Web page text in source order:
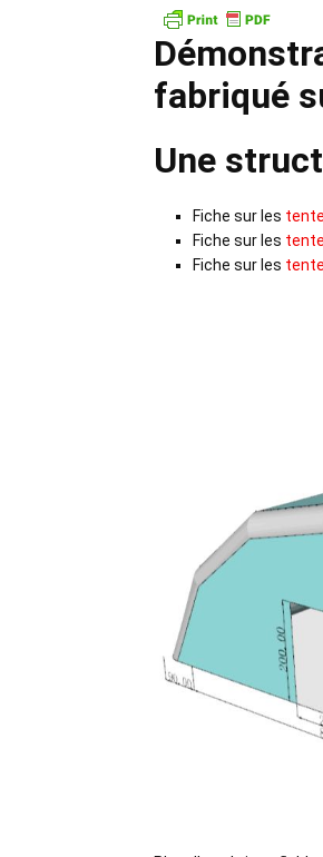
fabriqué
Une
Fiche sur les
Fiche sur les
Fiche sur les